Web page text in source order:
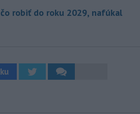
robiť do roku 2029, nafúkal